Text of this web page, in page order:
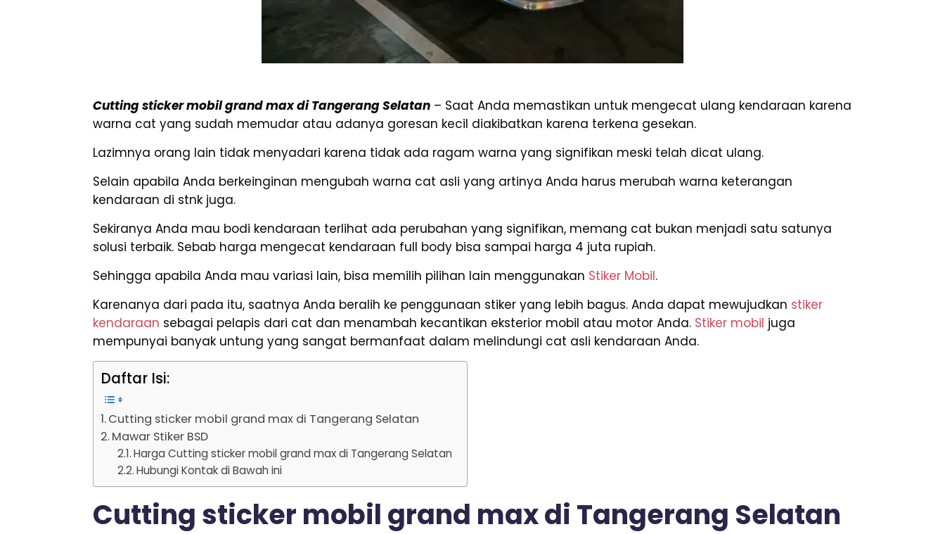
Cutting sticker mobil grand max di Tangerang Selatan – Saat Anda memastikan untuk mengecat ulang kendaraan karena
warna cat yang sudah memudar atau adanya goresan kecil diakibatkan karena terkena gesekan.
Lazimnya orang lain tidak menyadari karena tidak ada ragam warna yang signifikan meski telah dicat ulang.
Selain apabila Anda berkeinginan mengubah warna cat asli yang artinya Anda harus merubah warna keterangan
kendaraan di stnk juga.
Sekiranya Anda mau bodi kendaraan terlihat ada perubahan yang signifikan, memang cat bukan menjadi satu satunya
solusi terbaik. Sebab harga mengecat kendaraan full body bisa sampai harga 4 juta rupiah.
Sehingga apabila Anda mau variasi lain, bisa memilih pilihan lain menggunakan Stiker Mobil.
Karenanya dari pada itu, saatnya Anda beralih ke penggunaan stiker yang lebih bagus. Anda dapat mewujudkan stiker
kendaraan sebagai pelapis dari cat dan menambah kecantikan eksterior mobil atau motor Anda. Stiker mobil juga
mempunyai banyak untung yang sangat bermanfaat dalam melindungi cat asli kendaraan Anda.
Daftar Isi:
Cutting sticker mobil grand max di Tangerang Selatan
Mawar Stiker BSD
Harga Cutting sticker mobil grand max di Tangerang Selatan
Hubungi Kontak di Bawah ini
Cutting sticker mobil grand max di Tangerang Selatan